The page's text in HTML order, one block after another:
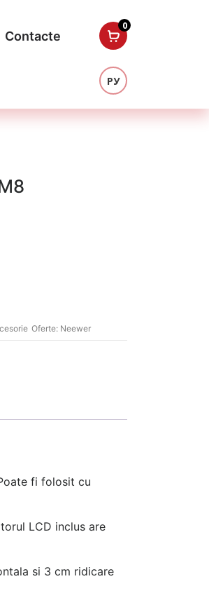
Contacte
0
РУ
Oferte: Neewer
fi folosit cu
LCD inclus are
si 3 cm ridicare